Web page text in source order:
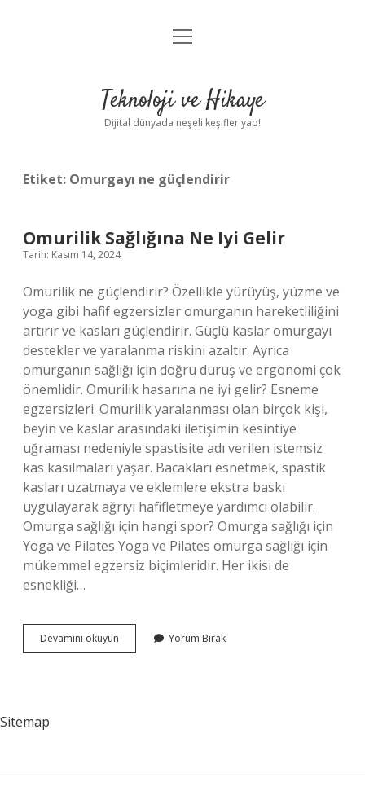
Anasayfa
Yasal Uyarı
menüyü
Teknoloji ve Hikaye
Dijital dünyada neşeli keşifler yap!
Etiket: Omurgayı ne güçlendirir
Omurilik Sağlığına Ne Iyi Gelir
Tarih: Kasım 14, 2024
Omurilik ne güçlendirir? Özellikle yürüyüş, yüzme ve
yoga gibi hafif egzersizler omurganın hareketliliğini
artırır ve kasları güçlendirir. Güçlü kaslar omurgayı
destekler ve yaralanma riskini azaltır. Ayrıca
omurganın sağlığı için doğru duruş ve ergonomi çok
önemlidir. Omurilik hasarına ne iyi gelir? Esneme
egzersizleri. Omurilik yaralanması olan birçok kişi,
beyin ve kaslar arasındaki iletişimin kesintiye
uğraması nedeniyle spastisite adı verilen istemsiz
kas kasılmaları yaşar. Bacakları esnetmek, spastik
kasları uzatmaya ve eklemlere ekstra baskı
uygulayarak ağrıyı hafifletmeye yardımcı olabilir.
Omurga sağlığı için hangi spor? Omurga sağlığı için
Yoga ve Pilates Yoga ve Pilates omurga sağlığı için
mükemmel egzersiz biçimleridir. Her ikisi de
esnekliği…
Devamını okuyun Omurilik
Sağlığına
Yorum Bırak
Sitemap